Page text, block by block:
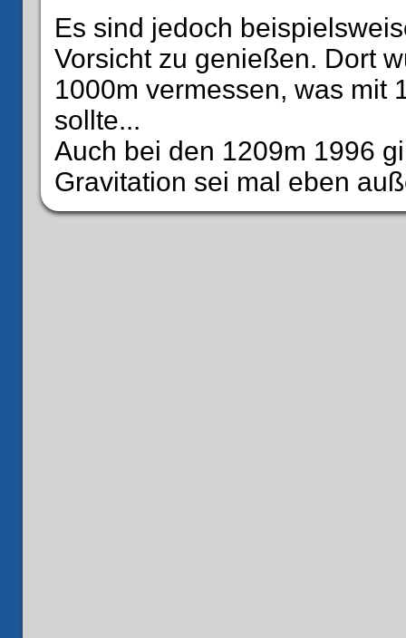
Es sind jedoch
Vorsicht zu genießen. Dort
1000m vermessen, was mit
sollte...
Auch bei den 1209m 1996
Gravitation sei mal eben